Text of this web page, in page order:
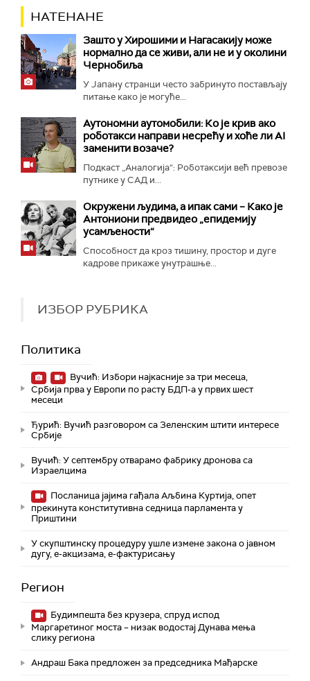
НАТЕНАНЕ
Зашто у Хирошими и Нагасакију може
нормално да се живи, али не и у околини
Чернобиља
У Јапану странци често забринуто постављају
питање како је могуће...
Аутономни аутомобили: Ко је крив ако
роботакси направи несрећу и хоће ли AI
заменити возаче?
Подкаст „Аналогија“: Роботаксији већ превозе
путнике у САД и...
Окружени људима, а ипак сами – Како је
Антониони предвидео „епидемију
усамљености“
Способност да кроз тишину, простор и дуге
кадрове прикаже унутрашње...
ИЗБОР РУБРИКА
Политика
Вучић: Избори најкасније за три месеца,
Србија прва у Европи по расту БДП-а у првих шест
месеци
Ђурић: Вучић разговором са Зеленским штити интересе
Србије
Вучић: У септембру отварамо фабрику дронова са
Израелцима
Посланица јајима гађала Аљбина Куртија, опет
прекинута конститутивна седница парламента у
Приштини
У скупштинску процедуру ушле измене закона о јавном
дугу, е-акцизама, е-фактурисању
Регион
Будимпешта без крузера, спруд испод
Маргаретиног моста – низак водостај Дунава мења
слику региона
Андраш Бакa предложен за председника Мађарске